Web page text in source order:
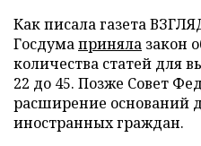
Как писала газета
Госдумаприняла закон
количества статей для
22 до 45. Позже Совет
расширение оснований
иностранных граждан.